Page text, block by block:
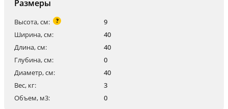
Размеры
Высота, см: ?
9
Ширина, см:
40
Длина, см:
40
Глубина, см:
0
Диаметр, см:
40
Вес, кг:
3
Объем, м3:
0